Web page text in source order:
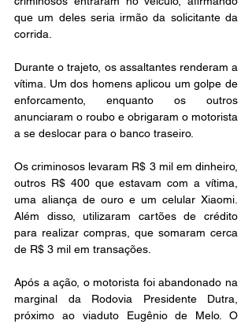
que um deles seria irmão da solicitante da
corrida.
Durante o trajeto, os assaltantes renderam a
vítima. Um dos homens aplicou um golpe de
enforcamento, enquanto os outros
anunciaram o roubo e obrigaram o motorista
a se deslocar para o banco traseiro.
Os criminosos levaram R$ 3 mil em dinheiro,
outros R$ 400 que estavam com a vítima,
uma aliança de ouro e um celular Xiaomi.
Além disso, utilizaram cartões de crédito
para realizar compras, que somaram cerca
de R$ 3 mil em transações.
Após a ação, o motorista foi abandonado na
marginal da Rodovia Presidente Dutra,
próximo ao viaduto Eugênio de Melo. O